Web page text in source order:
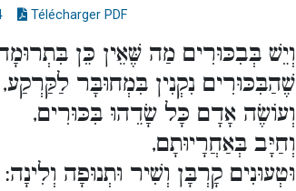
Télécharger PDF
וְיֵשׁ בְּבִכּוּרִים מַה שֶּׁאֵין כֵּן
שֶׁהַבִּכּוּרִים נִקְנִין בִּמְחוּבָּר לַקַּרְקַע,
וְעוֹשֶׂה אָדָם כָּל שָׂדֵהוּ בִּכּוּרִים,
וְחַיָּב בְּאַחֲרָיוּתָם,
וּטְעוּנִים קָרְבָּן וְשִׁיר וּתְנוּפָה וְלִינָה: